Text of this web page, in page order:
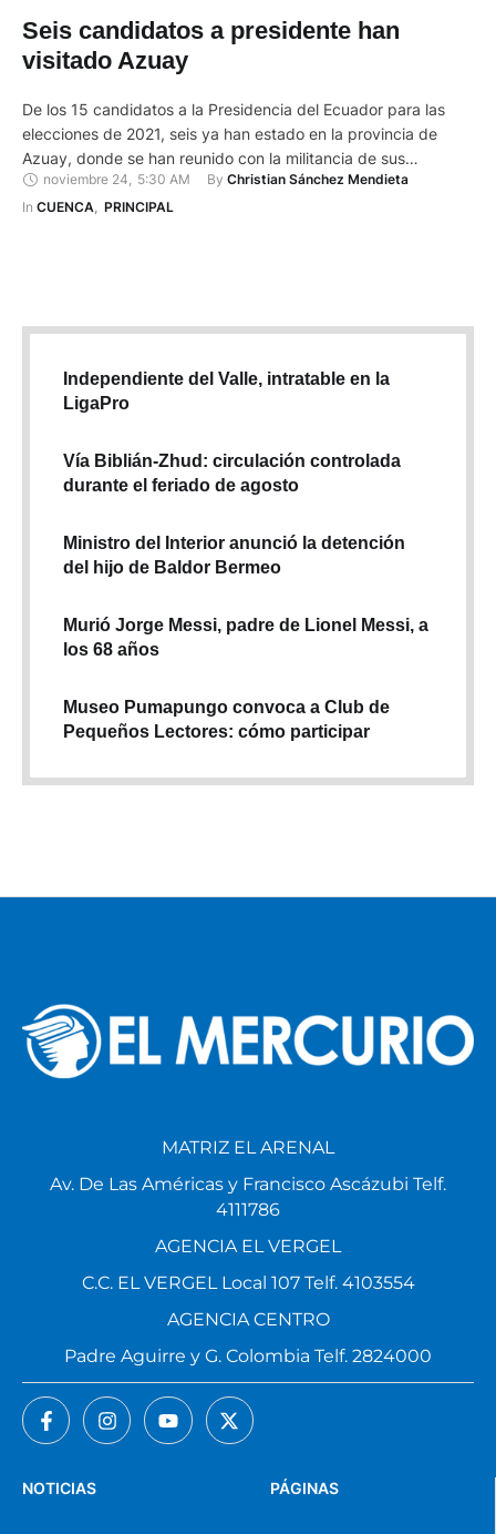
Seis candidatos a presidente han
visitado Azuay
De los 15 candidatos a la Presidencia del Ecuador para las
elecciones de 2021, seis ya han estado en la provincia de
Azuay, donde se han reunido con la militancia de sus
organizaciones políticas, e informado sus propuestas a la
ciudadanía. Para esta semana está prevista la llegada de dos
noviembre 24 5:30 AM By Christian Sánchez Mendieta
In CUENCA, PRINCIPAL
Independiente del Valle, intratable en la
LigaPro
Vía Biblián-Zhud: circulación controlada
durante el feriado de agosto
Ministro del Interior anunció la detención
del hijo de Baldor Bermeo
Murió Jorge Messi, padre de Lionel Messi, a
los 68 años
Museo Pumapungo convoca a Club de
Pequeños Lectores: cómo participar
PÁGINAS
NOTICIAS
MATRIZ EL ARENAL
Av. De Las Américas y Francisco Ascázubi Telf.
4111786
AGENCIA EL VERGEL
C.C. EL VERGEL Local 107 Telf. 4103554
AGENCIA CENTRO
Padre Aguirre y G. Colombia Telf. 2824000